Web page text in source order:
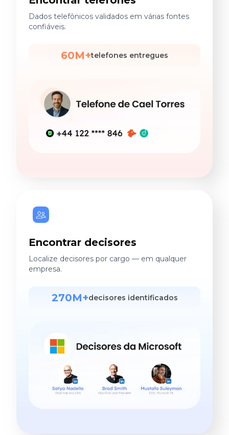
Dados telefônicos validados em várias fontes
confiáveis.
60M+telefones entregues
Encontrar decisores
Localize decisores por cargo — em qualquer
empresa.
270M+decisores identificados